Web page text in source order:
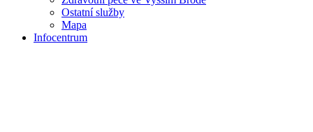
Ostatní služby
Mapa
Infocentrum